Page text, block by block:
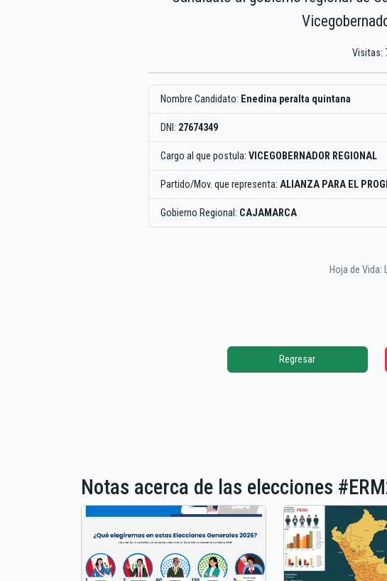
Visitas:
Nombre Candidato: Enedina peralta quintana
DNI: 27674349
Cargo al que postula: VICEGOBERNADOR REGIONAL
Partido/Mov. que representa: ALIANZA PARA EL
Gobierno Regional: CAJAMARCA
Hoja de Vida:
Regresar
Notas acerca de las elecciones